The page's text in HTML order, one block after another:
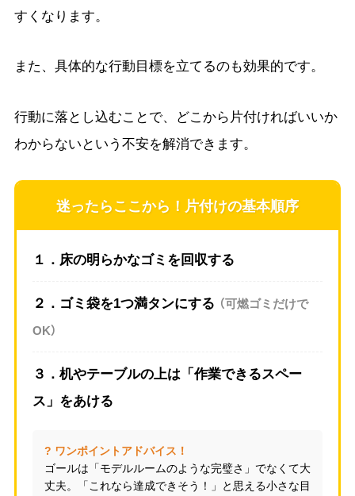
すくなります。
また、具体的な行動目標を立てるのも効果的です。
行動に落とし込むことで、どこから片付ければいいか
わからないという不安を解消できます。
迷ったらここから！片付けの基本順序
１．床の明らかなゴミを回収する
２．ゴミ袋を1つ満タンにする （可燃ゴミだけで
OK）
３．机やテーブルの上は「作業できるスペー
ス」をあける
? ワンポイントアドバイス！
ゴールは「モデルルームのような完璧さ」でなくて大
丈夫。「これなら達成できそう！」と思える小さな目